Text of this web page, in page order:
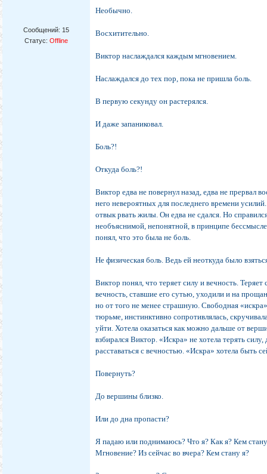
Сообщений: 15
Статус:Offline
Необычно.
Восхитительно.
Виктор наслаждался каждым мгновением.
Наслаждался до тех пор, пока не пришла боль.
В первую секунду он растерялся.
И даже запаниковал.
Боль?!
Откуда боль?!
Виктор едва не повернул назад, едва не прервал
него невероятных для последнего времени
отвык рвать жилы. Он едва не сдался. Но
необъяснимой, непонятной, в принципе
понял, что это была не боль.
Не физическая боль. Ведь ей неоткуда было
Виктор понял, что теряет силу и вечность.
вечность, ставшие его сутью, уходили и на
но от того не менее страшную. Свободная
тюрьме, инстинктивно сопротивлялась,
уйти. Хотела оказаться как можно дальше от
взбирался Виктор. «Искра» не хотела терять
расставаться с вечностью. «Искра» хотела быть
Повернуть?
До вершины близко.
Или до дна пропасти?
Я падаю или поднимаюсь? Что я? Как я? Кем
Мгновение? Из сейчас во вчера? Кем стану я?